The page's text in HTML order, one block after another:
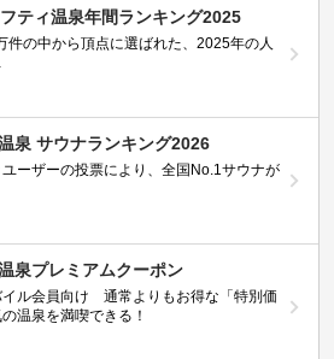
ティ温泉年間ランキング2025
件の中から頂点に選ばれた、2025年の人
泉 サウナランキング2026
ーザーの投票により、全国No.1サウナが
泉プレミアムクーポン
イル会員向け 通常よりもお得な「特別価
温泉を満喫できる！